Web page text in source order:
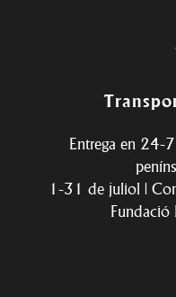
Entrega en 24-
1-31 de juliol |
Fundació